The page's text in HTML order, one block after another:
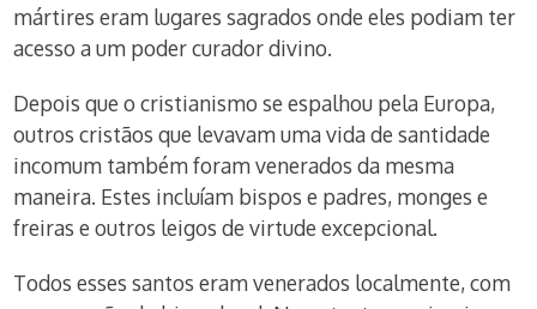
mártires eram lugares sagrados onde eles podiam ter
acesso a um poder curador divino.
Depois que o cristianismo se espalhou pela Europa,
outros cristãos que levavam uma vida de santidade
incomum também foram venerados da mesma
maneira. Estes incluíam bispos e padres, monges e
freiras e outros leigos de virtude excepcional.
Todos esses santos eram venerados localmente, com